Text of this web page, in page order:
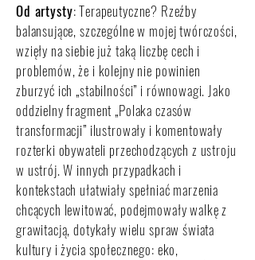
Od artysty: Terapeutyczne? Rzeźby
balansujące, szczególne w mojej twórczości,
wzięły na siebie już taką liczbę cech i
problemów, że i kolejny nie powinien
zburzyć ich „stabilności” i równowagi. Jako
oddzielny fragment „Polaka czasów
transformacji” ilustrowały i komentowały
rozterki obywateli przechodzących z ustroju
w ustrój. W innych przypadkach i
kontekstach ułatwiały spełniać marzenia
chcących lewitować, podejmowały walkę z
grawitacją, dotykały wielu spraw świata
kultury i życia społecznego: eko,